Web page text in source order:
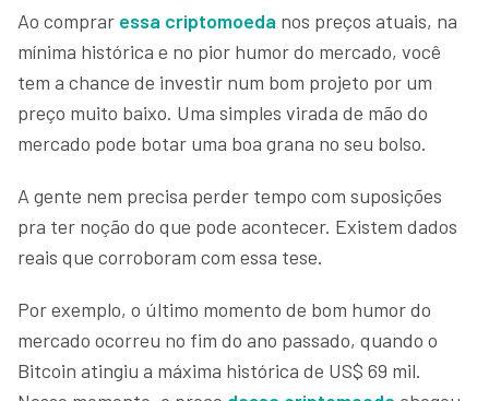
Ao comprar essa criptomoeda nos preços atuais, na
mínima histórica e no pior humor do mercado, você
tem a chance de investir num bom projeto por um
preço muito baixo. Uma simples virada de mão do
mercado pode botar uma boa grana no seu bolso.
A gente nem precisa perder tempo com suposições
pra ter noção do que pode acontecer. Existem dados
reais que corroboram com essa tese.
Por exemplo, o último momento de bom humor do
mercado ocorreu no fim do ano passado, quando o
Bitcoin atingiu a máxima histórica de US$ 69 mil.